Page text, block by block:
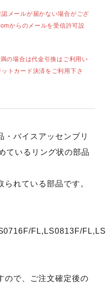
メールが届かない場合がござ
からのメールを受信許可設
の場合は代金引換はご利用い
トカード決済をご利用下さ
・バイスアッセンブリ
ているリング状の部品
られている部品です。
FL,LS0813F/
ので、ご注文確定後の